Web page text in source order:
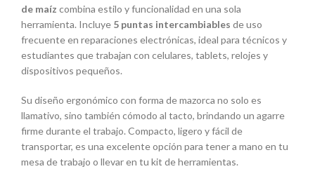
de maíz combina estilo y funcionalidad en una sola
herramienta. Incluye 5 puntas intercambiables de uso
frecuente en reparaciones electrónicas, ideal para técnicos y
estudiantes que trabajan con celulares, tablets, relojes y
dispositivos pequeños.
Su diseño ergonómico con forma de mazorca no solo es
llamativo, sino también cómodo al tacto, brindando un agarre
firme durante el trabajo. Compacto, ligero y fácil de
transportar, es una excelente opción para tener a mano en tu
mesa de trabajo o llevar en tu kit de herramientas.